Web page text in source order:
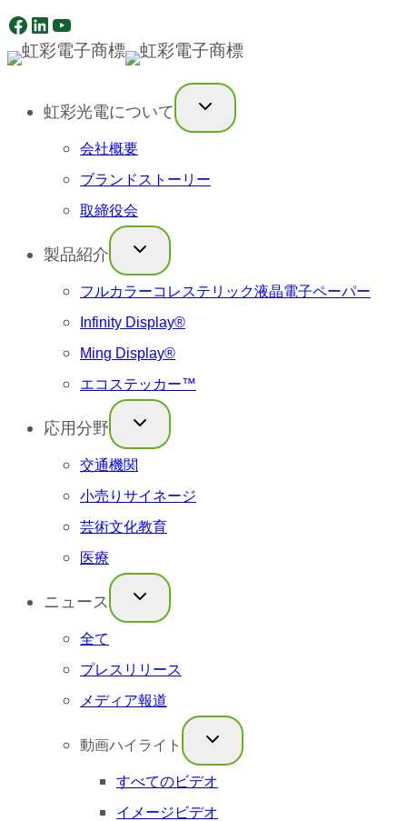
内
容
Facebook
LinkedIn
YouTube
虹彩光電について
会社概要
ブランドストーリー
取締役会
製品紹介
フルカラーコレステリック液晶電子ペーパー
Infinity Display®
Ming Display®
エコステッカー™
応用分野
交通機関
小売りサイネージ
芸術文化教育
医療
ニュース
全て
プレスリリース
メディア報道
動画ハイライト
すべてのビデオ
イメージビデオ